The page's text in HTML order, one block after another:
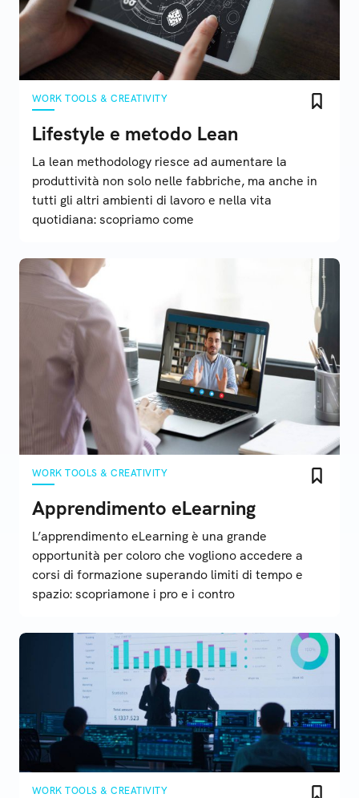
WORK TOOLS & CREATIVITY
Lifestyle e metodo Lean
La lean methodology riesce ad aumentare la
produttività non solo nelle fabbriche, ma anche in
tutti gli altri ambienti di lavoro e nella vita
quotidiana: scopriamo come
WORK TOOLS & CREATIVITY
Apprendimento eLearning
L’apprendimento eLearning è una grande
opportunità per coloro che vogliono accedere a
corsi di formazione superando limiti di tempo e
spazio: scopriamone i pro e i contro
WORK TOOLS & CREATIVITY